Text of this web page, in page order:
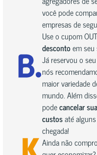
você pode
empresas de
Use o cupom
descontoem seu
Já reservou o
nós
maior variedade
mundo. Além
podecancelar
custosaté
chegada!
Ainda não